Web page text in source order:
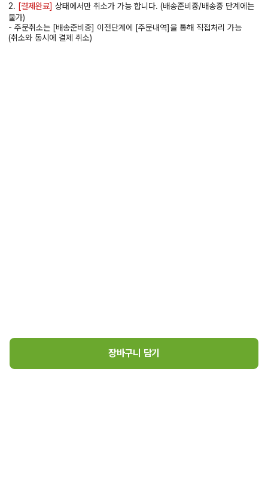
2. [결제완료] 상태에서만 취소가 가능 합니다. (배송준비중/배송중 단계에는
불가)
- 주문취소는 [배송준비중] 이전단계에 [주문내역]을 통해 직접처리 가능
(취소와 동시에 결제 취소)
장바구니 담기